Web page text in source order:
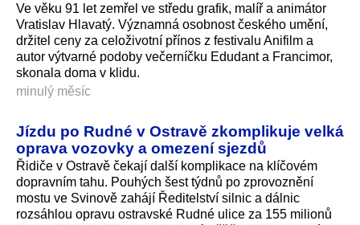
Ve věku 91 let zemřel ve středu grafik, malíř a animátor
Vratislav Hlavatý. Významná osobnost českého umění,
držitel ceny za celoživotní přínos z festivalu Anifilm a
autor výtvarné podoby večerníčku Edudant a Francimor,
skonala doma v klidu.
minulý měsíc
Jízdu po Rudné v Ostravě zkomplikuje velká
oprava vozovky a omezení sjezdů
Řidiče v Ostravě čekají další komplikace na klíčovém
dopravním tahu. Pouhých šest týdnů po zprovoznění
mostu ve Svinově zahájí Ředitelství silnic a dálnic
rozsáhlou opravu ostravské Rudné ulice za 155 milionů